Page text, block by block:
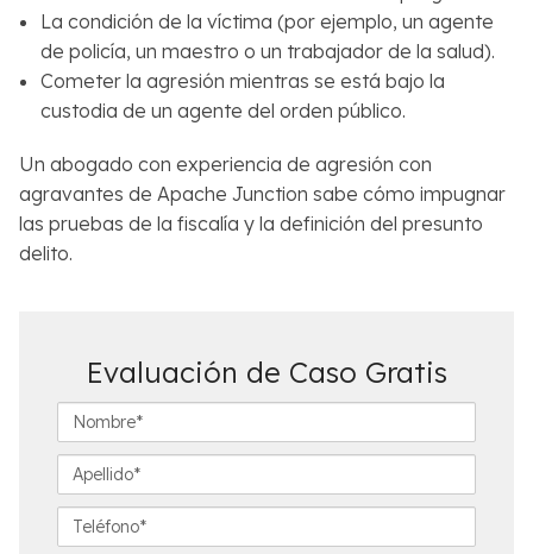
La condición de la víctima (por ejemplo, un agente
de policía, un maestro o un trabajador de la salud).
Cometer la agresión mientras se está bajo la
custodia de un agente del orden público.
Un abogado con experiencia de agresión con
agravantes de Apache Junction sabe cómo impugnar
las pruebas de la fiscalía y la definición del presunto
delito.
Evaluación de Caso Gratis
o
m
r
p
e
e